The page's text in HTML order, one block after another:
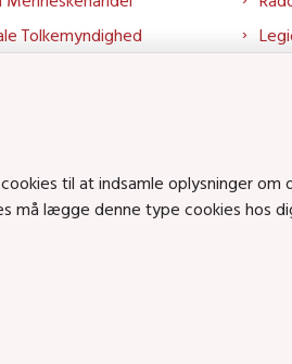
Tolkemyndighed
på YouTube
SoundCloud
til at indsamle oplysninger
må lægge denne type cookies hos